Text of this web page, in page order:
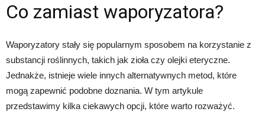
Co zamiast waporyzatora?
Waporyzatory stały się popularnym sposobem na korzystanie z
substancji roślinnych, takich jak zioła czy olejki eteryczne.
Jednakże, istnieje wiele innych alternatywnych metod, które
mogą zapewnić podobne doznania. W tym artykule
przedstawimy kilka ciekawych opcji, które warto rozważyć.